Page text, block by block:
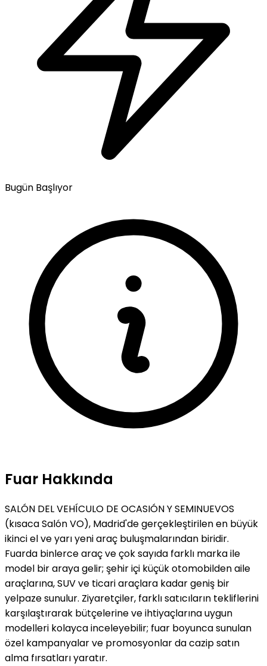
Bugün Başlıyor
Fuar Hakkında
SALÓN DEL VEHÍCULO DE OCASIÓN Y SEMINUEVOS
(kısaca Salón VO), Madrid'de gerçekleştirilen en büyük
ikinci el ve yarı yeni araç buluşmalarından biridir.
Fuarda binlerce araç ve çok sayıda farklı marka ile
model bir araya gelir; şehir içi küçük otomobilden aile
araçlarına, SUV ve ticari araçlara kadar geniş bir
yelpaze sunulur. Ziyaretçiler, farklı satıcıların tekliflerini
karşılaştırarak bütçelerine ve ihtiyaçlarına uygun
modelleri kolayca inceleyebilir; fuar boyunca sunulan
özel kampanyalar ve promosyonlar da cazip satın
alma fırsatları yaratır.